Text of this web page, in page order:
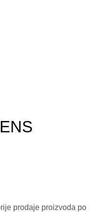
prodaje proizvoda po